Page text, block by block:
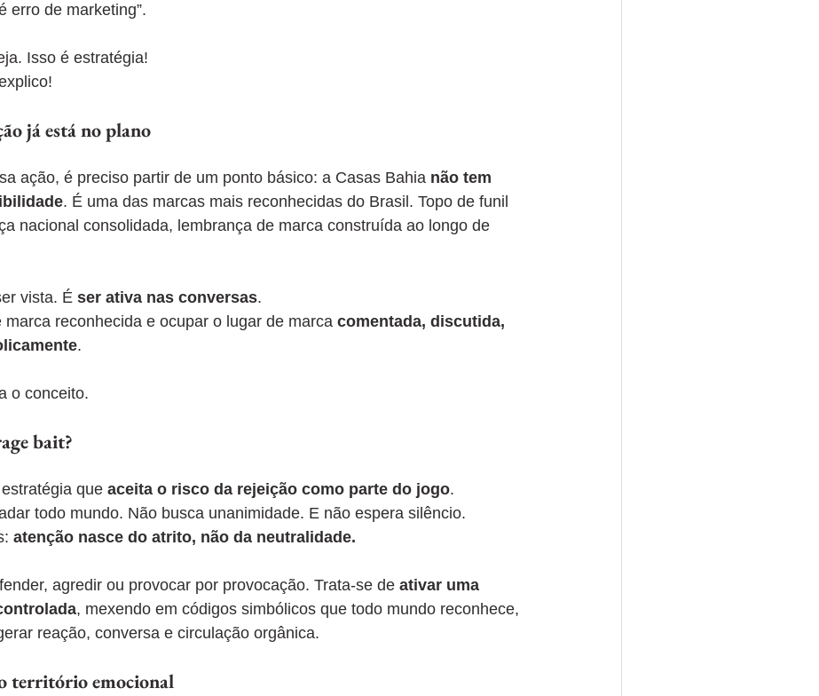
erro de marketing”.
Isso é estratégia!
já está no plano
ação, é preciso partir de um ponto básico: a Casas Bahia não tem
. É uma das marcas mais reconhecidas do Brasil. Topo de funil
nacional consolidada, lembrança de marca construída ao longo de
vista. É ser ativa nas conversas.
marca reconhecida e ocupar o lugar de marca comentada, discutida,
.
o conceito.
bait?
que aceita o risco da rejeição como parte do jogo.
todo mundo. Não busca unanimidade. E não espera silêncio.
atenção nasce do atrito, não da neutralidade.
agredir ou provocar por provocação. Trata-se de ativar uma
, mexendo em códigos simbólicos que todo mundo reconhece,
reação, conversa e circulação orgânica.
território emocional